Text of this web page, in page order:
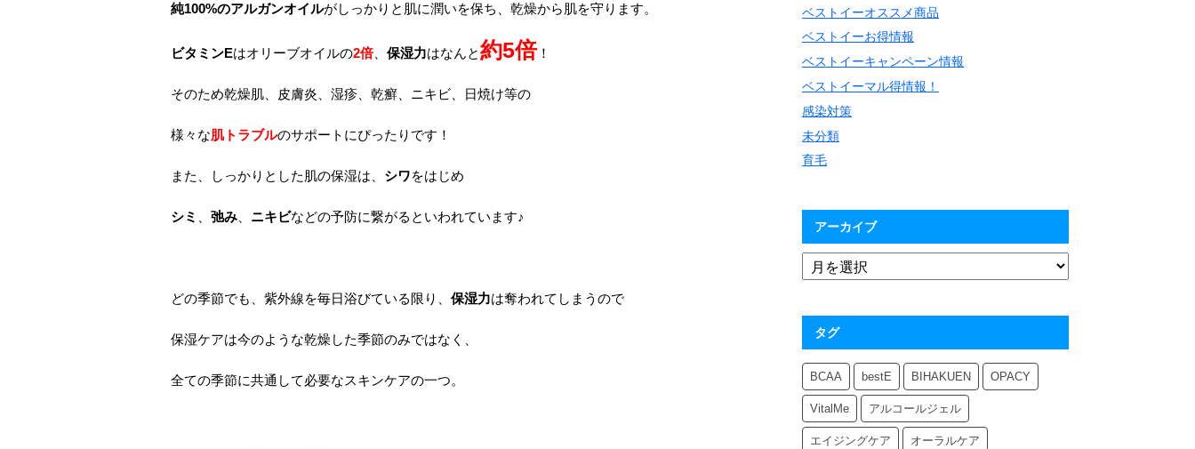
純100%のアルガンオイルがしっかりと肌に潤いを保ち、乾燥から肌を守ります。
ビタミンEはオリーブオイルの2倍、 保湿力はなんと約5倍！
そのため乾燥肌、皮膚炎、湿疹、乾癬、ニキビ、日焼け等の
様々な肌トラブルのサポートにぴったりです！
また、しっかりとした肌の保湿は、 シワをはじめ
シミ 弛み ニキビなどの予防に繋がるといわれています♪
どの季節でも、紫外線を毎日浴びている限り、 保湿力は奪われてしまうので
保湿ケアは今のような乾燥した季節のみではなく、
全ての季節に共通して必要なスキンケアの一つ。
ベストイーオススメ商品
ベストイーお得情報
ベストイーキャンペーン情報
ベストイーマル得情報！
感染対策
未分類
育毛
アーカイブ
タグ
BCAA bestE BIHAKUEN OPACY
VitalMe アルコールジェル
エイジングケア オーラルケア